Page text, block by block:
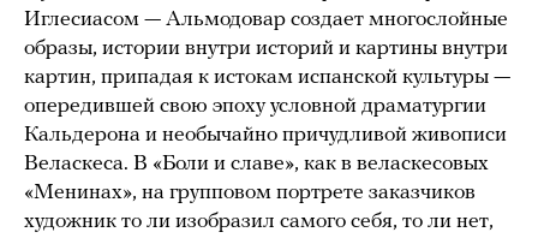
Иглесиасом — Альмодовар создает многослойные
образы, истории внутри историй и картины внутри
картин, припадая к истокам испанской культуры —
опередившей свою эпоху условной драматургии
Кальдерона и необычайно причудливой живописи
Веласкеса. В «Боли и славе», как в веласкесовых
«Менинах», на групповом портрете заказчиков
художник то ли изобразил самого себя, то ли нет,